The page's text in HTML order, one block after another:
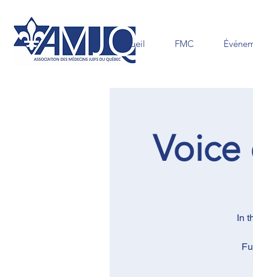
Accueil FMC
Voice
In